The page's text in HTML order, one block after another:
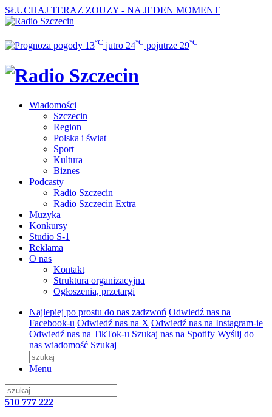
SŁUCHAJ TERAZ ZOUZY - NA JEDEN MOMENT
13°C jutro 24°C pojutrze 29°C
Wiadomości
Szczecin
Region
Polska i świat
Sport
Kultura
Biznes
Podcasty
Radio Szczecin
Radio Szczecin Extra
Muzyka
Konkursy
Studio S-1
Reklama
O nas
Kontakt
Struktura organizacyjna
Ogłoszenia, przetargi
Najlepiej po prostu do nas zadzwoń Odwiedź nas na
Facebook-u Odwiedź nas na X Odwiedź nas na Instagram-ie
Odwiedź nas na TikTok-u Szukaj nas na Spotify Wyślij do
nas wiadomość Szukaj
Menu
510 777 222